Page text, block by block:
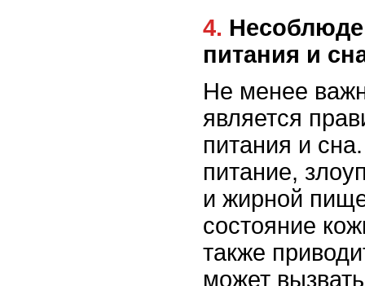
4. Несоблюдение режима
питания и
Не менее
является
питания и
питание,
и жирной
состояние
также
может